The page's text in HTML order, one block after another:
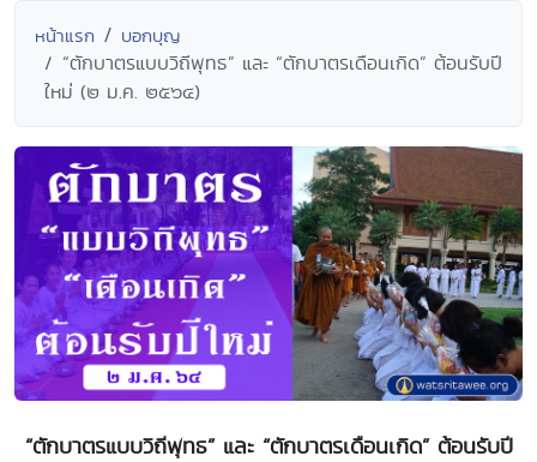
หน้าแรก บอกบุญ
“ตักบาตรแบบวิถีพุทธ” และ “ตักบาตรเดือนเกิด” ต้อนรับปี
ใหม่ (๒ ม.ค. ๒๕๖๔)
“ตักบาตรแบบวิถีพุทธ” และ “ตักบาตรเดือนเกิด” ต้อนรับปี